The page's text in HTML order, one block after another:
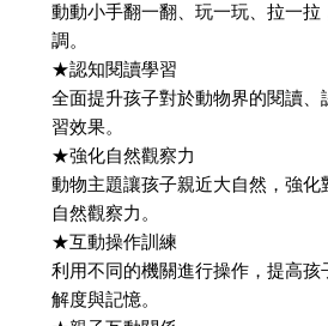
動動小手翻一翻、玩一玩、拉一拉
調。
★認知閱讀學習
全面提升孩子對於動物界的閱讀、
習效果。
★強化自然觀察力
動物主題讓孩子親近大自然，強化
自然觀察力。
★互動操作訓練
利用不同的機關進行操作，提高孩
解度與記憶。